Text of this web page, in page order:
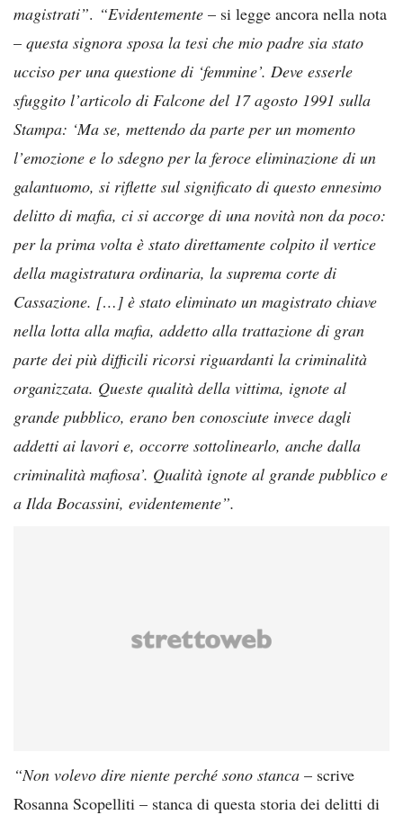
magistrati”. “Evidentemente – si legge ancora nella nota
– questa signora sposa la tesi che mio padre sia stato
ucciso per una questione di ‘femmine’. Deve esserle
sfuggito l’articolo di Falcone del 17 agosto 1991 sulla
Stampa: ‘Ma se, mettendo da parte per un momento
l’emozione e lo sdegno per la feroce eliminazione di un
galantuomo, si riflette sul significato di questo ennesimo
delitto di mafia, ci si accorge di una novità non da poco:
per la prima volta è stato direttamente colpito il vertice
della magistratura ordinaria, la suprema corte di
Cassazione. […] è stato eliminato un magistrato chiave
nella lotta alla mafia, addetto alla trattazione di gran
parte dei più difficili ricorsi riguardanti la criminalità
organizzata. Queste qualità della vittima, ignote al
grande pubblico, erano ben conosciute invece dagli
addetti ai lavori e, occorre sottolinearlo, anche dalla
criminalità mafiosa’. Qualità ignote al grande pubblico e
a Ilda Bocassini, evidentemente”.
“Non volevo dire niente perché sono stanca – scrive
Rosanna Scopelliti – stanca di questa storia dei delitti di